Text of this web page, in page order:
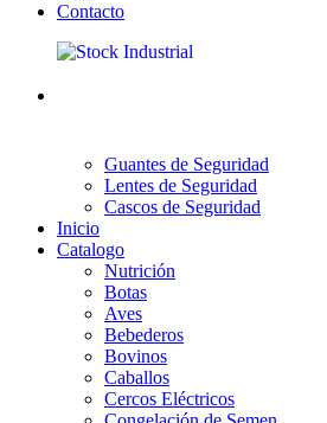
Contacto
Guantes de Seguridad
Lentes de Seguridad
Cascos de Seguridad
Inicio
Catalogo
Nutrición
Botas
Aves
Bebederos
Bovinos
Caballos
Cercos Eléctricos